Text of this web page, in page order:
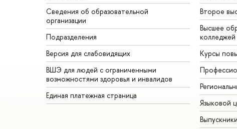
Сведения об образовательной
организации
Подразделения
Версия для слабовидящих
ВШЭ для людей с ограниченными
возможностями здоровья и инвалидов
Единая платежная страница
Второе
Высшее
колледжей
Курсы
Языковой
Выпускники